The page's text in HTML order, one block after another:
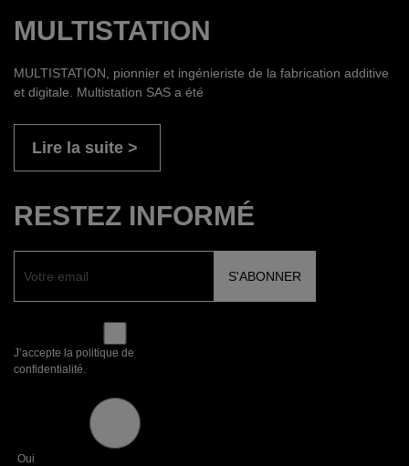
MULTISTATION
MULTISTATION, pionnier et ingénieriste de la fabrication additive
et digitale. Multistation SAS a été
Lire la suite
RESTEZ INFORMÉ
J’accepte la politique de
confidentialité.
Oui